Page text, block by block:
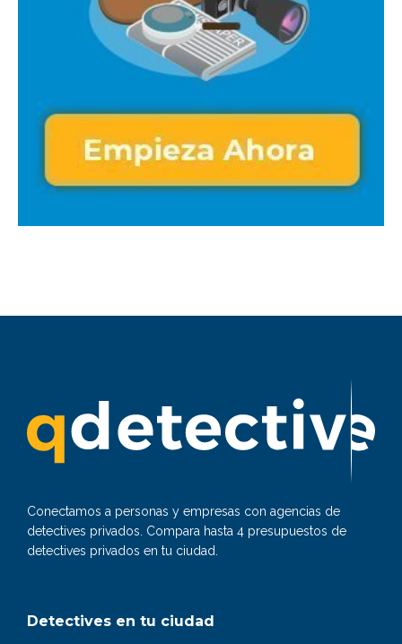
Conectamos a personas y empresas con agencias de
detectives privados. Compara hasta 4 presupuestos de
detectives privados en tu ciudad.
Detectives en tu ciudad